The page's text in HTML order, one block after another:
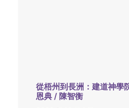
從梧州到長洲：建道神學
恩典 / 陳智衡